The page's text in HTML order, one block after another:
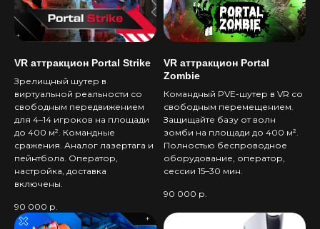
VR аттракцион Portal Strike
Зрелищный шутер в
виртуальной реальности со
свободным передвижением
для 4–14 игроков на площади
до 400 м². Командные
сражения. Аналог лазертага и
пейнтбола. Оператор,
настройка, доставка
включены.
90 000 р.
VR аттракцион Portal
Zombie
Командный PVE-шутер в VR со
свободным перемещением.
Защищайте базу от волн
зомби на площади до 400 м².
Полностью беспроводное
оборудование, оператор,
сессии 15–30 мин.
90 000 р.